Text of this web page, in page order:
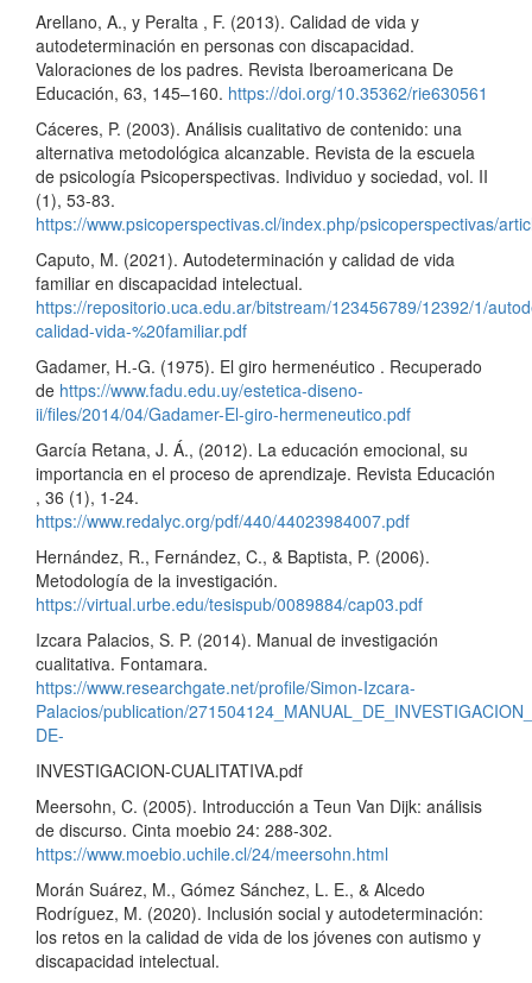
Arellano, A., y Peralta , F. (2013). Calidad de vida y
autodeterminación en personas con discapacidad.
Valoraciones de los padres. Revista Iberoamericana De
Educación, 63, 145–160. https://doi.org/10.35362/rie630561
Cáceres, P. (2003). Análisis cualitativo de contenido: una
alternativa metodológica alcanzable. Revista de la escuela
de psicología Psicoperspectivas. Individuo y sociedad, vol. II
(1), 53-83.
https://www.psicoperspectivas.cl/index.php/psicoperspectivas/
Caputo, M. (2021). Autodeterminación y calidad de vida
familiar en discapacidad intelectual.
https://repositorio.uca.edu.ar/bitstream/123456789/12392/1/
calidad-vida-%20familiar.pdf
Gadamer, H.-G. (1975). El giro hermenéutico . Recuperado
de https://www.fadu.edu.uy/estetica-diseno-
ii/files/2014/04/Gadamer-El-giro-hermeneutico.pdf
García Retana, J. Á., (2012). La educación emocional, su
importancia en el proceso de aprendizaje. Revista Educación
, 36 (1), 1-24.
https://www.redalyc.org/pdf/440/44023984007.pdf
Hernández, R., Fernández, C., & Baptista, P. (2006).
Metodología de la investigación.
https://virtual.urbe.edu/tesispub/0089884/cap03.pdf
Izcara Palacios, S. P. (2014). Manual de investigación
cualitativa. Fontamara.
https://www.researchgate.net/profile/Simon-Izcara-
Palacios/publication/
DE-
INVESTIGACION-CUALITATIVA.pdf
Meersohn, C. (2005). Introducción a Teun Van Dijk: análisis
de discurso. Cinta moebio 24: 288-302.
https://www.moebio.uchile.cl/24/meersohn.html
Morán Suárez, M., Gómez Sánchez, L. E., & Alcedo
Rodríguez, M. (2020). Inclusión social y autodeterminación:
los retos en la calidad de vida de los jóvenes con autismo y
discapacidad intelectual.